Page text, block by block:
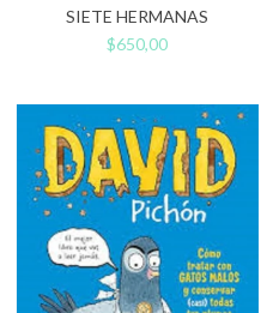
SIETE HERMANAS
$650,00